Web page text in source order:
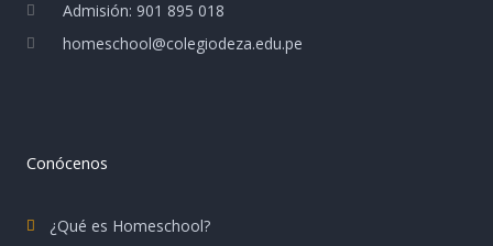
Admisión: 901 895 018
homeschool@colegiodeza.edu.pe
Conócenos
¿Qué es Homeschool?